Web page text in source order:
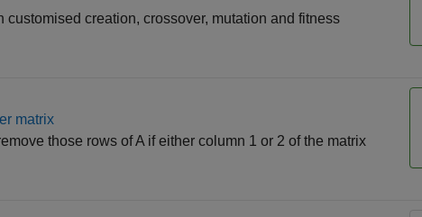
customised creation, crossover, mutation and fitness
matrix
those rows of A if either column 1 or 2 of the matrix